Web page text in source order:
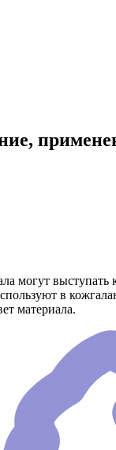
могут выступать
в
материала.